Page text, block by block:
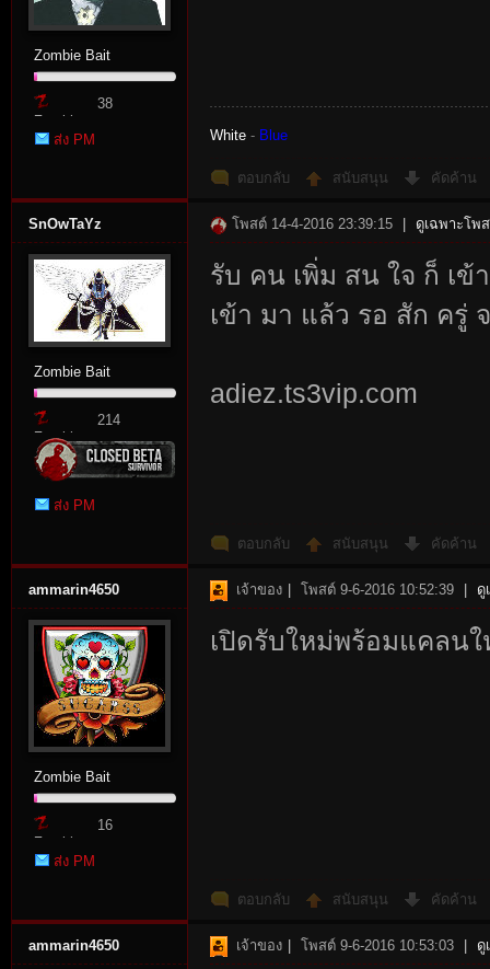
Zombie Bait
Zombie
Point
38
ส่ง PM White - Blue
ตอบกลับ สนับสนุน คัดค้าน
SnOwTaYz
Zombie Bait
Zombie
Point
214
ส่ง PM
โพสต์ 14-4-2016 23:39:15 ดูเฉพาะโพ
รับ คน เพิ่ม สน ใจ ก็ เข้
เข้า มา แล้ว รอ สัก ครู่
adiez.ts3vip.com
ตอบกลับ สนับสนุน คัดค้าน
ammarin4650
Zombie Bait
Zombie
Point
16
ส่ง PM
เจ้าของ โพสต์ 9-6-2016 10:52:39 ดู
เปิดรับใหม่พร้อมแคลน
ตอบกลับ สนับสนุน คัดค้าน
ammarin4650 เจ้าของ โพสต์ 9-6-2016 10:53:03 ดู